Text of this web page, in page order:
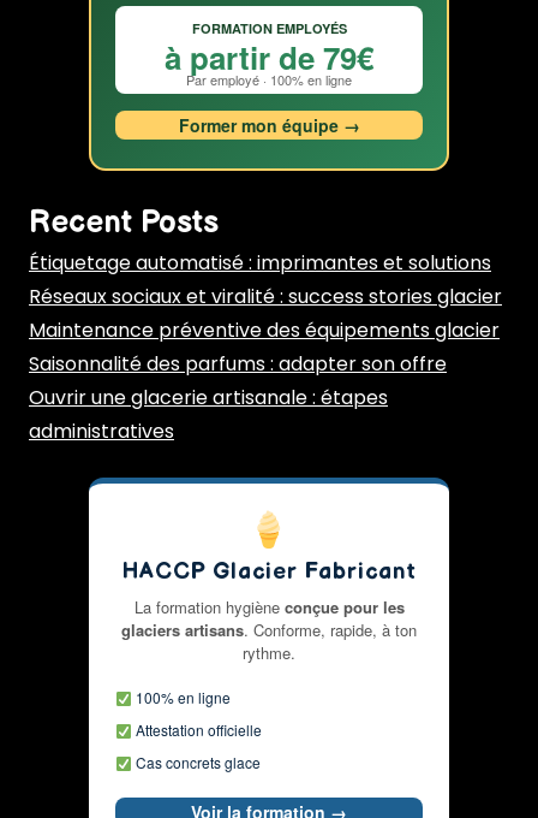
FORMATION EMPLOYÉS
à partir de 79€
Par employé · 100% en ligne
Former mon équipe →
Recent Posts
Étiquetage automatisé : imprimantes et solutions
Réseaux sociaux et viralité : success stories glacier
Maintenance préventive des équipements glacier
Saisonnalité des parfums : adapter son offre
Ouvrir une glacerie artisanale : étapes
administratives
HACCP Glacier Fabricant
La formation hygiène conçue pour les
glaciers artisans. Conforme, rapide, à ton
rythme.
100% en ligne
Attestation officielle
Cas concrets glace
Voir la formation →